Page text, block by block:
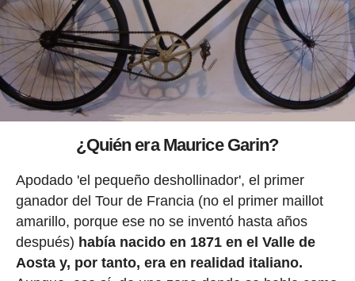
¿Quién era Maurice Garin?
Apodado 'el pequeño deshollinador', el primer
ganador del Tour de Francia (no el primer maillot
amarillo, porque ese no se inventó hasta años
después) había nacido en 1871 en el Valle de
Aosta y, por tanto, era en realidad italiano.